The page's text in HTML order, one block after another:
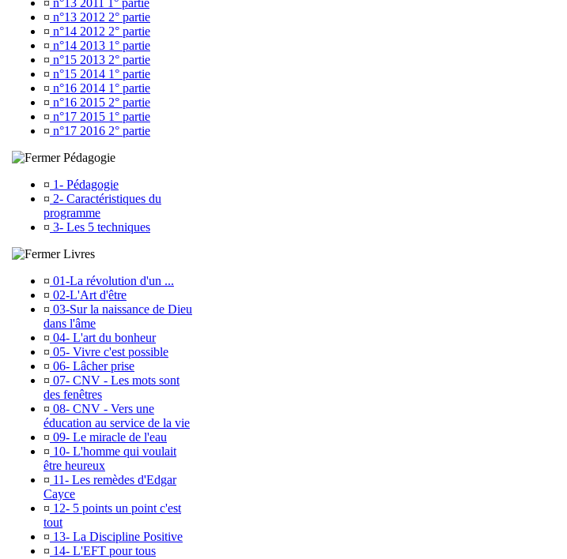
¤ n°13 2011 1° partie
¤ n°13 2012 2° partie
¤ n°14 2012 2° partie
¤ n°14 2013 1° partie
¤ n°15 2013 2° partie
¤ n°15 2014 1° partie
¤ n°16 2014 1° partie
¤ n°16 2015 2° partie
¤ n°17 2015 1° partie
¤ n°17 2016 2° partie
Pédagogie
¤ 1- Pédagogie
¤ 2- Caractéristiques du
programme
¤ 3- Les 5 techniques
Livres
¤ 01-La révolution d'un ...
¤ 02-L'Art d'être
¤ 03-Sur la naissance de Dieu
dans l'âme
¤ 04- L'art du bonheur
¤ 05- Vivre c'est possible
¤ 06- Lâcher prise
¤ 07- CNV - Les mots sont
des fenêtres
¤ 08- CNV - Vers une
éducation au service de la vie
¤ 09- Le miracle de l'eau
¤ 10- L'homme qui voulait
être heureux
¤ 11- Les remèdes d'Edgar
Cayce
¤ 12- 5 points un point c'est
tout
¤ 13- La Discipline Positive
¤ 14- L'EFT pour tous